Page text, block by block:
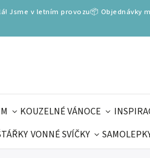
Jsme v letním provozu📦 Objednávky
KOUZELNÉ VÁNOCE
VONNÉ SVÍČKY